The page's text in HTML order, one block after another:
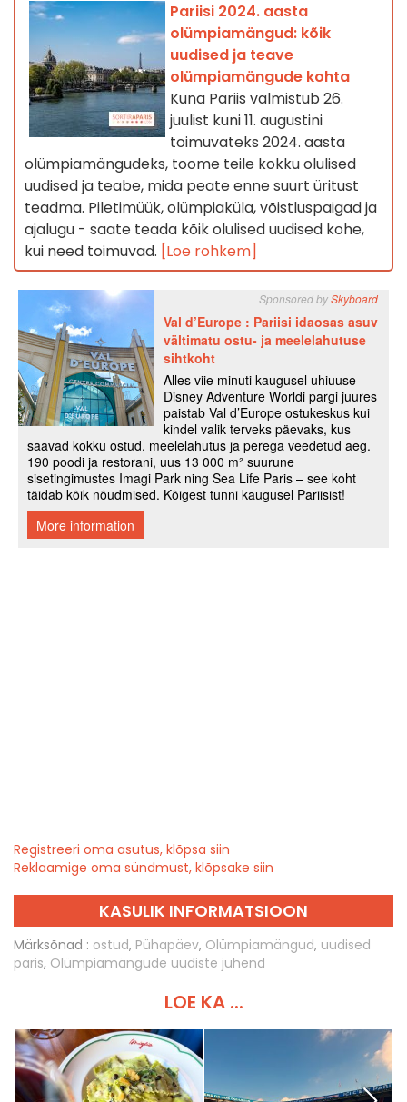
Pariisi 2024. aasta
olümpiamängud: kõik
uudised ja teave
olümpiamängude kohta
Kuna Pariis valmistub 26.
juulist kuni 11. augustini
toimuvateks 2024. aasta
olümpiamängudeks, toome teile kokku olulised
uudised ja teabe, mida peate enne suurt üritust
teadma. Piletimüük, olümpiaküla, võistluspaigad ja
ajalugu - saate teada kõik olulised uudised kohe,
kui need toimuvad. [Loe rohkem]
Registreeri oma asutus, klõpsa siin
Reklaamige oma sündmust, klõpsake siin
KASULIK INFORMATSIOON
Märksõnad : ostud, Pühapäev, Olümpiamängud, uudised
paris, Olümpiamängude uudiste juhend
LOE KA ...